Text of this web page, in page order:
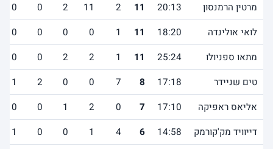
מרטין הרמנסון
20:13
11
2
11
2
0
0
לואי אולינדה
18:20
11
1
0
0
0
0
מתאו ספניולו
25:24
11
1
2
2
0
0
טים שניידר
17:18
8
7
0
0
2
1
אליאס ראפיקה
17:10
7
0
2
1
0
0
דייוויד מק'קורמק
14:58
6
4
1
0
0
1